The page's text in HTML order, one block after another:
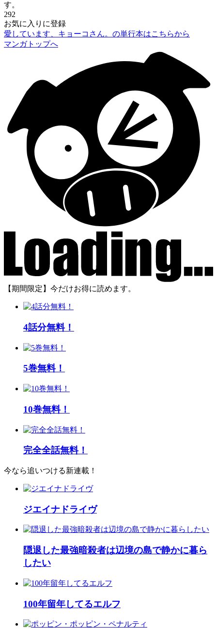
す。
292
お気に入りに登録
愛しています、キョーコさん。の単行本はこちらから
マンガトップへ
【期間限定】今だけお得に読めます。
4話分無料！
5巻無料！
10巻無料！
完全全話無料！
今なら追いつける新連載！
ジエイナドライヴ
隠退した最強暗殺者は辺境の島で静かに暮ら
したい
100年留年してるエルフ